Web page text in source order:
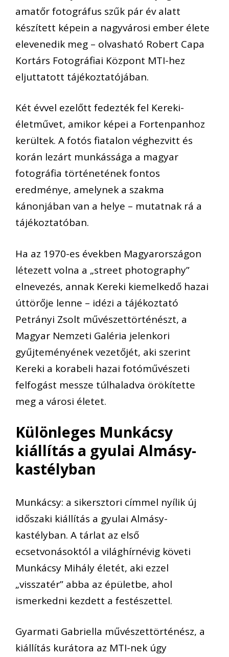
amatőr fotográfus szűk pár év alatt
készített képein a nagyvárosi ember élete
elevenedik meg – olvasható Robert Capa
Kortárs Fotográfiai Központ MTI-hez
eljuttatott tájékoztatójában.
Két évvel ezelőtt fedezték fel Kereki-
életművet, amikor képei a Fortenpanhoz
kerültek. A fotós fiatalon véghezvitt és
korán lezárt munkássága a magyar
fotográfia történetének fontos
eredménye, amelynek a szakma
kánonjában van a helye – mutatnak rá a
tájékoztatóban.
Ha az 1970-es években Magyarországon
létezett volna a „street photography”
elnevezés, annak Kereki kiemelkedő hazai
úttörője lenne – idézi a tájékoztató
Petrányi Zsolt művészettörténészt, a
Magyar Nemzeti Galéria jelenkori
gyűjteményének vezetőjét, aki szerint
Kereki a korabeli hazai fotóművészeti
felfogást messze túlhaladva örökítette
meg a városi életet.
Különleges Munkácsy
kiállítás a gyulai Almásy-
kastélyban
Munkácsy: a sikersztori címmel nyílik új
időszaki kiállítás a gyulai Almásy-
kastélyban. A tárlat az első
ecsetvonásoktól a világhírnévig követi
Munkácsy Mihály életét, aki ezzel
„visszatér” abba az épületbe, ahol
ismerkedni kezdett a festészettel.
Gyarmati Gabriella művészettörténész, a
kiállítás kurátora az MTI-nek úgy